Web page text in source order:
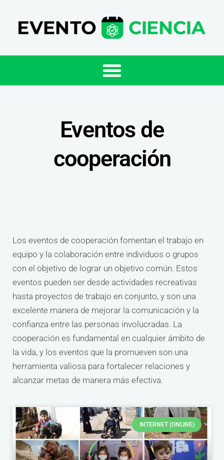
Eventos de
cooperación
Los eventos de cooperación fomentan el trabajo en
equipo y la colaboración entre individuos o grupos
con el objetivo de lograr un objetivo común. Estos
eventos pueden ser desde actividades recreativas
hasta proyectos de trabajo en conjunto, y son una
excelente manera de mejorar la comunicación y la
confianza entre las personas involucradas. La
cooperación es fundamental en cualquier ámbito de
la vida, y los eventos que la promueven son una
herramienta valiosa para fortalecer relaciones y
alcanzar metas de manera más efectiva.
INTERNET (ONLINE)